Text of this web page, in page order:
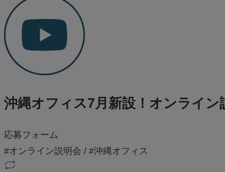
沖縄オフィス7月新設！オンライン
応募フォーム
#オンライン説明会 / #沖縄オフィス